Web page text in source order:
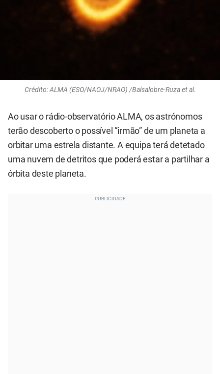
Crédito: ALMA (ESO/NAOJ/NRAO) /Balsalobre-Ruza et al.
Ao usar o rádio-observatório ALMA, os astrónomos
terão descoberto o possível “irmão” de um planeta a
orbitar uma estrela distante. A equipa terá detetado
uma nuvem de detritos que poderá estar a partilhar a
órbita deste planeta.